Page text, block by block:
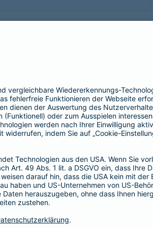
genießen. Doch was, wenn doch
zur Gepäckversicherung:
und Ihre Reisekosten rund